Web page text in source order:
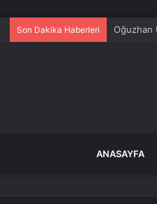
Son Dakika Haberleri Sadece
ANASAYFA